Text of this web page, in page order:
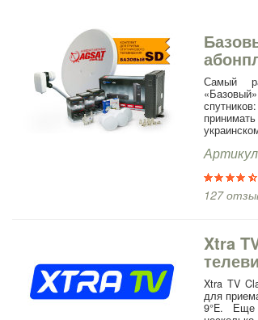
Самый
127
Xtra
Xtra TV
для
9°E. Еще